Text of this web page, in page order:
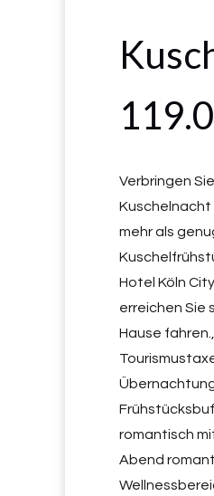
Verbringen
Kuschelnacht
mehr als
Hotel Köln
erreichen Sie
Hause
romantisch
Abend